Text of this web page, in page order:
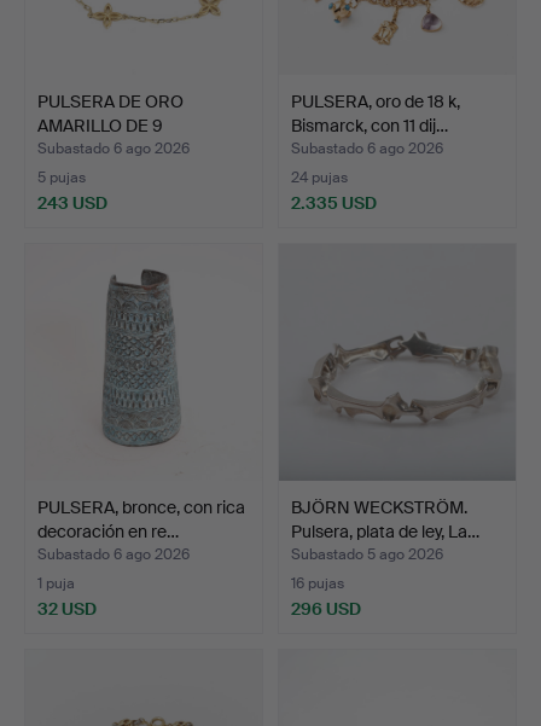
PULSERA DE ORO
AMARILLO DE 9
QUILATES.
Subastado 6 ago 2026
5 pujas
243 USD
PULSERA, oro de 18 k,
Bismarck, con 11 dij…
Subastado 6 ago 2026
24 pujas
2.335 USD
PULSERA, bronce, con rica
decoración en re…
Subastado 6 ago 2026
1 puja
32 USD
BJÖRN WECKSTRÖM.
Pulsera, plata de ley, La…
Subastado 5 ago 2026
16 pujas
296 USD